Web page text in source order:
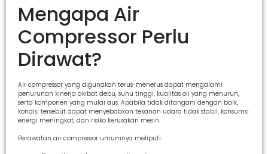
Mengapa Air
Compressor Perlu
Dirawat?
Air compressor yang digunakan terus-menerus dapat mengalami
penurunan kinerja akibat debu, suhu tinggi, kualitas oli yang menurun,
serta komponen yang mulai aus. Apabila tidak ditangani dengan baik,
kondisi tersebut dapat menyebabkan tekanan udara tidak stabil, konsumsi
energi meningkat, dan risiko kerusakan mesin.
Perawatan air compressor umumnya meliputi: